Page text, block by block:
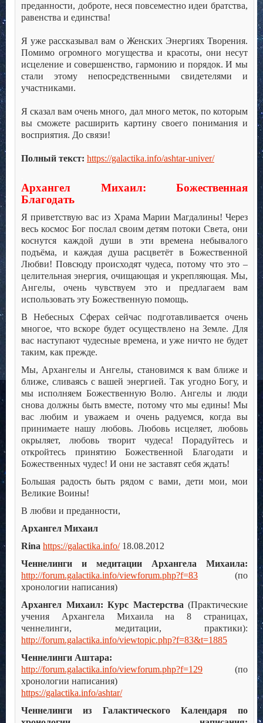
преданности, доброте, неся повсеместно идеи братства,
равенства и единства!
Я уже рассказывал вам о Женских Энергиях Творения.
Помимо огромного могущества и красоты, они несут
исцеление и совершенство, гармонию и порядок. И мы
стали этому непосредственными свидетелями и
участниками.
Я сказал вам очень много, дал много меток, по которым
вы сможете расширить картину своего понимания и
восприятия. До связи!
Полный текст: https://galactika.info/ashtar-univer/
Архангел Михаил: Божественная
Благодать
Я приветствую вас из Храма Марии Магдалины! Через
весь космос Бог послал своим детям потоки Света, они
коснутся каждой души в эти времена небывалого
подъёма, и каждая душа расцветёт в Божественной
Любви! Повсюду происходят чудеса, потому что это –
целительная энергия, очищающая и укрепляющая. Мы,
Ангелы, очень чувствуем это и предлагаем вам
использовать эту Божественную помощь.
В Небесных Сферах сейчас подготавливается очень
многое, что вскоре будет осуществлено на Земле. Для
вас наступают чудесные времена, и уже ничто не будет
таким, как прежде.
Мы, Архангелы и Ангелы, становимся к вам ближе и
ближе, сливаясь с вашей энергией. Так угодно Богу, и
мы исполняем Божественную Волю. Ангелы и люди
снова должны быть вместе, потому что мы едины! Мы
вас любим и уважаем и очень радуемся, когда вы
принимаете нашу любовь. Любовь исцеляет, любовь
окрыляет, любовь творит чудеса! Порадуйтесь и
откройтесь принятию Божественной Благодати и
Божественных чудес! И они не заставят себя ждать!
Большая радость быть рядом с вами, дети мои, мои
Великие Воины!
В любви и преданности,
Архангел Михаил
Rina https://galactika.info/18.08.2012
Ченнелинги и медитации Архангела Михаила:
http://forum.galactika.info/viewforum.php?f=83 (по
хронологии написания)
Архангел Михаил: Курс Мастерства (Практические
учения Архангела Михаила на 8 страницах,
ченнелинги, медитации, практики):
http://forum.galactika.info/viewtopic.php?f=83&t=1885
Ченнелинги Аштара:
http://forum.galactika.info/viewforum.php?f=129 (по
хронологии написания)
https://galactika.info/ashtar/
Ченнелинги из Галактического Календаря по